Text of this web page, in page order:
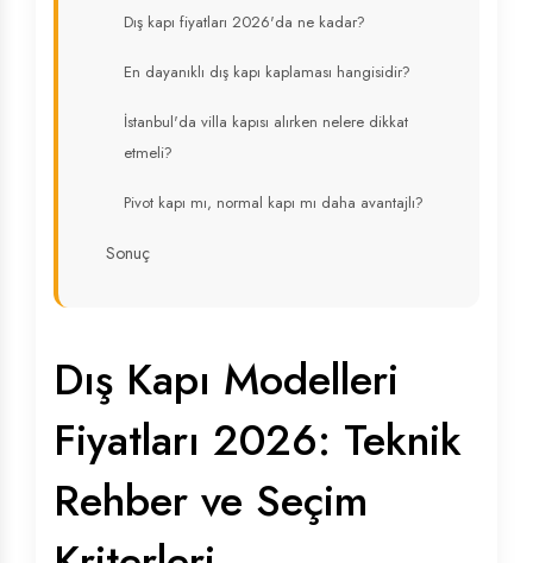
Dış kapı fiyatları 2026'da ne kadar?
En dayanıklı dış kapı kaplaması hangisidir?
İstanbul'da villa kapısı alırken nelere dikkat
etmeli?
Pivot kapı mı, normal kapı mı daha avantajlı?
Sonuç
Dış Kapı Modelleri
Fiyatları 2026: Teknik
Rehber ve Seçim